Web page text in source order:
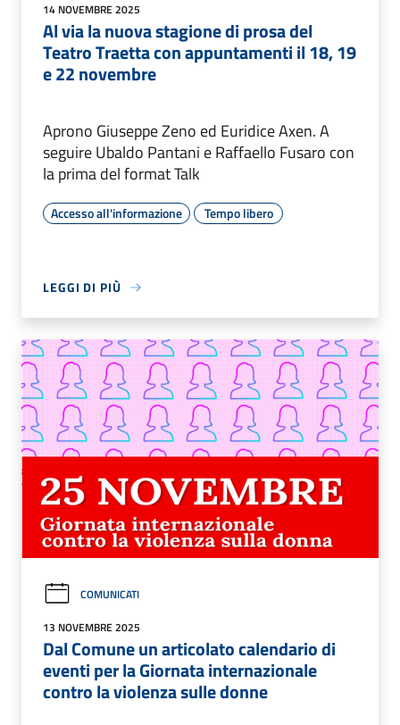
14 NOVEMBRE 2025
Al via la nuova stagione di prosa del
Teatro Traetta con appuntamenti il 18, 19
e 22 novembre
Aprono Giuseppe Zeno ed Euridice Axen. A
seguire Ubaldo Pantani e Raffaello Fusaro con
la prima del format Talk
Accesso all'informazione Tempo libero
LEGGI DI PIÙ
COMUNICATI
13 NOVEMBRE 2025
Dal Comune un articolato calendario di
eventi per la Giornata internazionale
contro la violenza sulle donne